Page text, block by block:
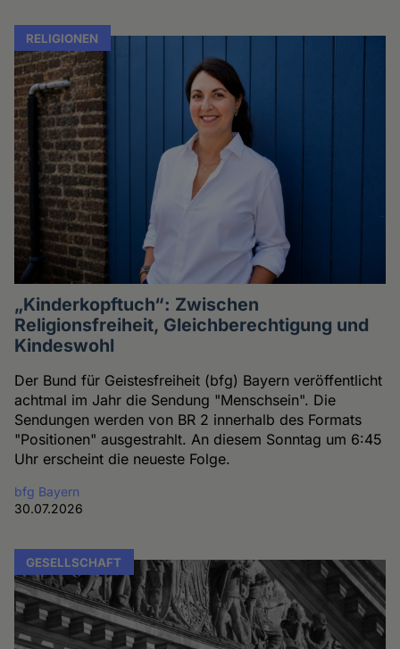
RELIGIONEN
„Kinderkopftuch“: Zwischen
Religionsfreiheit, Gleichberechtigung und
Kindeswohl
Der Bund für Geistesfreiheit (bfg) Bayern veröffentlicht
achtmal im Jahr die Sendung "Menschsein". Die
Sendungen werden von BR 2 innerhalb des Formats
"Positionen" ausgestrahlt. An diesem Sonntag um 6:45
Uhr erscheint die neueste Folge.
bfg Bayern
30.07.2026
GESELLSCHAFT